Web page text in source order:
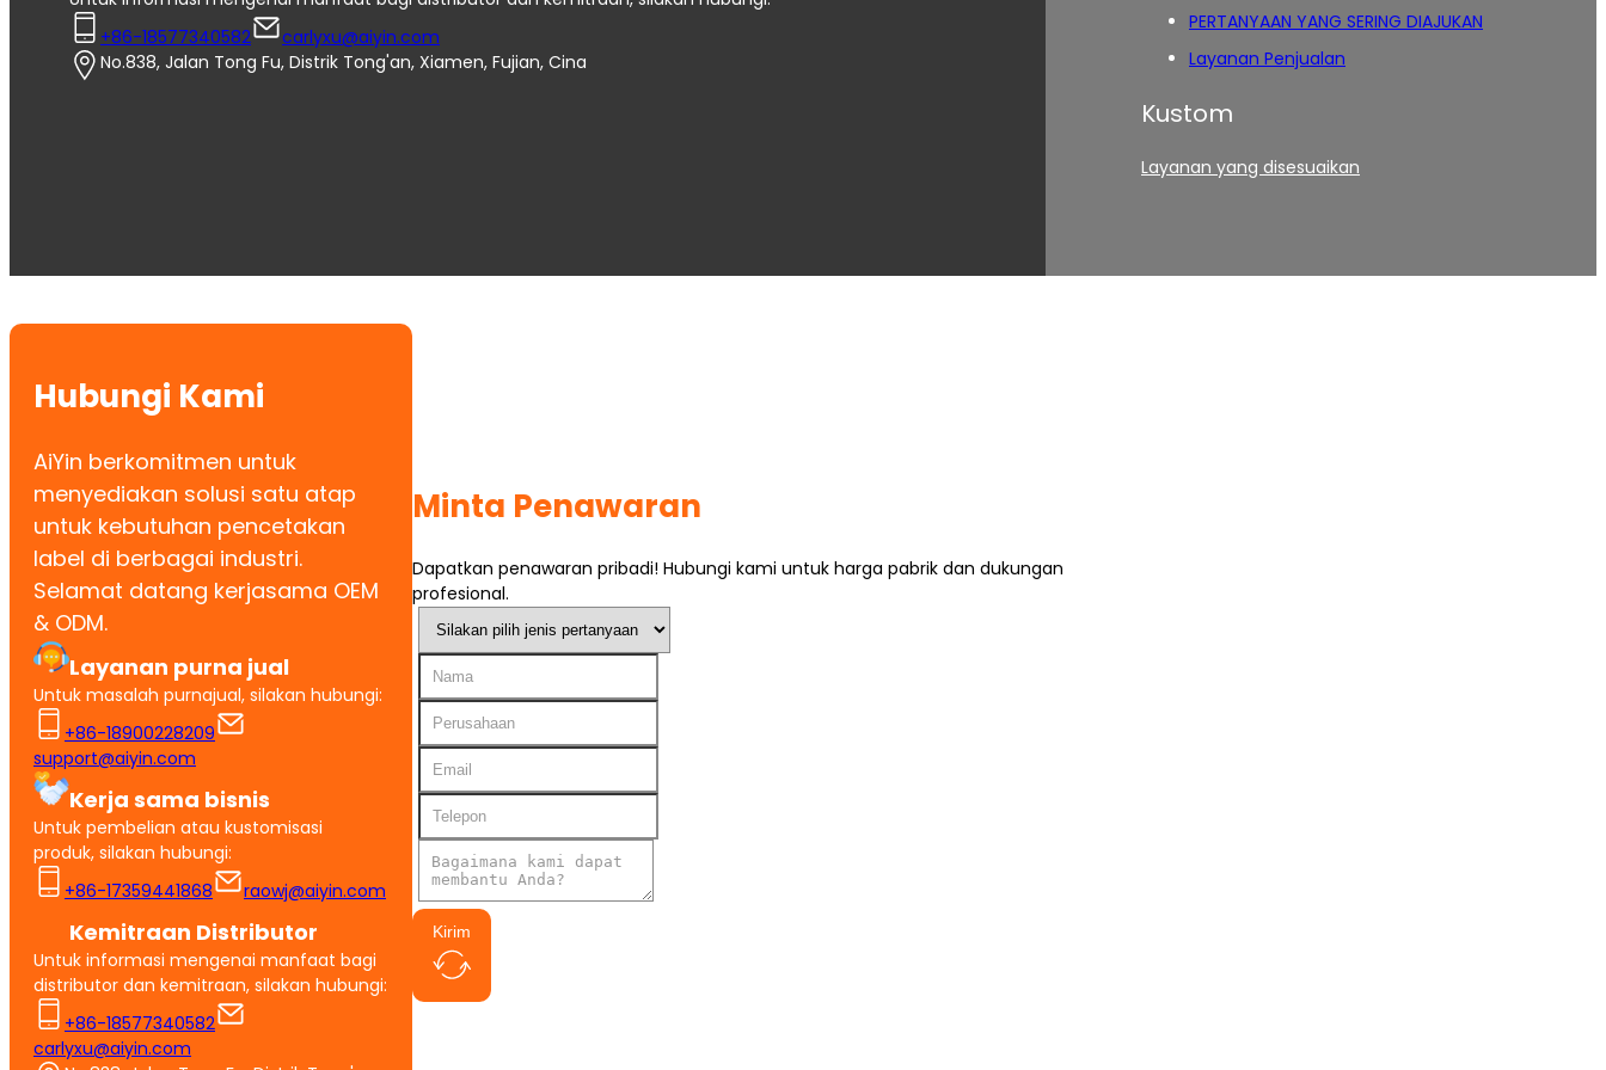
+86-18577340582
carlyxu@aiyin.com
No.838, Jalan Tong Fu, Distrik Tong'an, Xiamen, Fujian, Cina
PERTANYAAN YANG SERING DIAJUKAN
Layanan Penjualan
Kustom
Layanan yang disesuaikan
Hubungi Kami
AiYin berkomitmen untuk
menyediakan solusi satu atap
untuk kebutuhan pencetakan
label di berbagai industri.
Selamat datang kerjasama OEM
& ODM.
Layanan purna jual
Untuk masalah purnajual, silakan hubungi:
+86-18900228209
support@aiyin.com
Kerja sama bisnis
Untuk pembelian atau kustomisasi
produk, silakan hubungi:
+86-17359441868
raowj@aiyin.com
Kemitraan Distributor
Untuk informasi mengenai manfaat bagi
distributor dan kemitraan, silakan hubungi:
+86-18577340582
carlyxu@aiyin.com
Minta Penawaran
Dapatkan penawaran pribadi! Hubungi kami untuk harga pabrik dan dukungan
profesional.
Kirim